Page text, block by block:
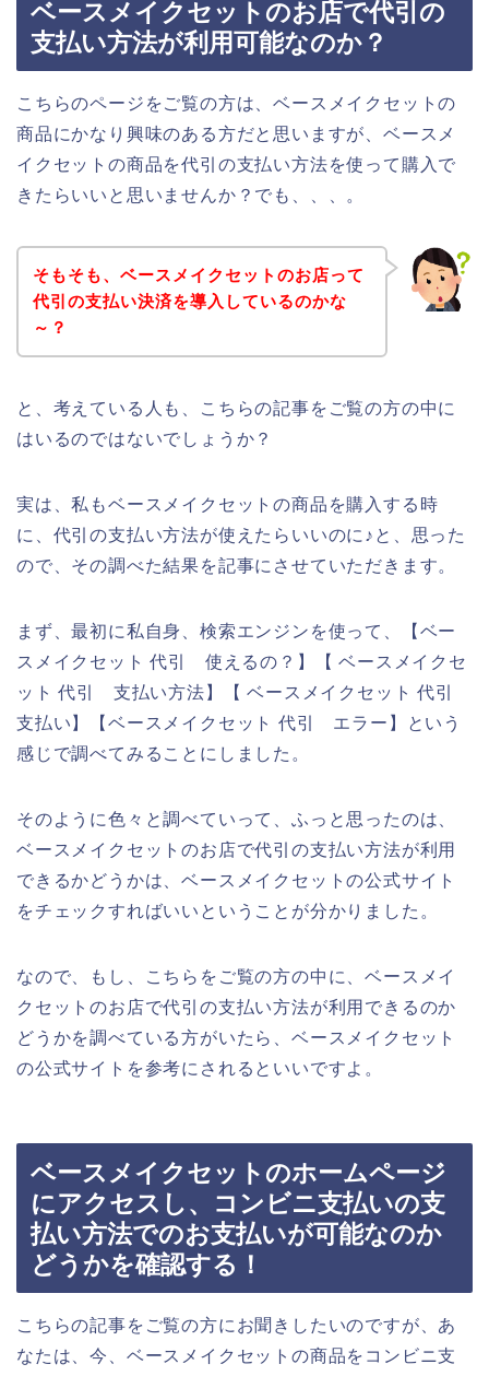
ベースメイクセットのお店で代引の
支払い方法が利用可能なのか？
こちらのページをご覧の方は、ベースメイクセットの
商品にかなり興味のある方だと思いますが、ベースメ
イクセットの商品を代引の支払い方法を使って購入で
きたらいいと思いませんか？でも、、、。
そもそも、ベースメイクセットのお店って
代引の支払い決済を導入しているのかな
～？
と、考えている人も、こちらの記事をご覧の方の中に
はいるのではないでしょうか？
実は、私もベースメイクセットの商品を購入する時
に、代引の支払い方法が使えたらいいのに♪と、思った
ので、その調べた結果を記事にさせていただきます。
まず、最初に私自身、検索エンジンを使って、【ベー
スメイクセット 代引 使えるの？】【 ベースメイクセ
ット 代引 支払い方法】【 ベースメイクセット 代引
支払い】【ベースメイクセット 代引 エラー】という
感じで調べてみることにしました。
そのように色々と調べていって、ふっと思ったのは、
ベースメイクセットのお店で代引の支払い方法が利用
できるかどうかは、ベースメイクセットの公式サイト
をチェックすればいいということが分かりました。
なので、もし、こちらをご覧の方の中に、ベースメイ
クセットのお店で代引の支払い方法が利用できるのか
どうかを調べている方がいたら、ベースメイクセット
の公式サイトを参考にされるといいですよ。
ベースメイクセットのホームページ
にアクセスし、コンビニ支払いの支
払い方法でのお支払いが可能なのか
どうかを確認する！
こちらの記事をご覧の方にお聞きしたいのですが、あ
なたは、今、ベースメイクセットの商品をコンビニ支